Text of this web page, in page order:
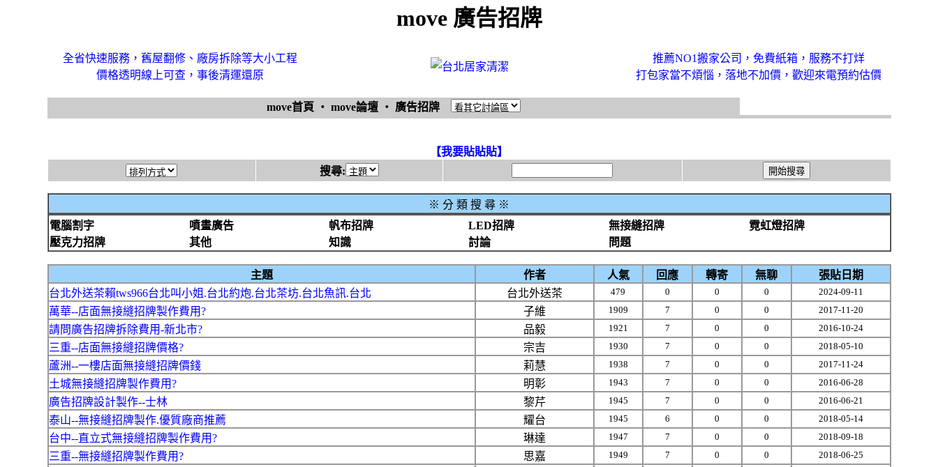
move 廣告招牌
全省快速服務，舊屋翻修、廠房拆除等大小工程
價格透明線上可查，事後清運還原
推薦NO1搬家公司，免費紙箱，服務不打烊
打包家當不煩惱，落地不加價，歡迎來電預約估價
move首頁 ‧ move論壇 ‧ 廣告招牌
【我要貼貼貼】
搜尋:
※ 分 類 搜 尋 ※
電腦割字
噴畫廣告 帆布招牌 LED招牌 無接縫招牌
霓虹燈招牌
壓克力招牌
其他 知識 討論 問題
主題 作者 人氣 回應 轉寄 無聊
張貼日期
台北外送茶賴tws966台北叫小姐.台北約炮.台北茶坊.台北魚訊.台北
台北外送茶 479 0 0 0 2024-09-11
萬華--店面無接縫招牌製作費用? 子維 1909 7 0 0 2017-11-20
請問廣告招牌拆除費用-新北市? 品毅 1921 7 0 0 2016-10-24
三重--店面無接縫招牌價格? 宗吉 1930 7 0 0 2018-05-10
蘆洲--一樓店面無接縫招牌價錢 莉慧 1938 7 0 0 2017-11-24
土城無接縫招牌製作費用? 明彰 1943 7 0 0 2016-06-28
廣告招牌設計製作--士林 黎芹 1945 7 0 0 2016-06-21
泰山--無接縫招牌製作.優質廠商推薦 耀台 1945 6 0 0 2018-05-14
台中--直立式無接縫招牌製作費用? 琳達 1947 7 0 0 2018-09-18
三重--無接縫招牌製作費用? 思嘉 1949 7 0 0 2018-06-25